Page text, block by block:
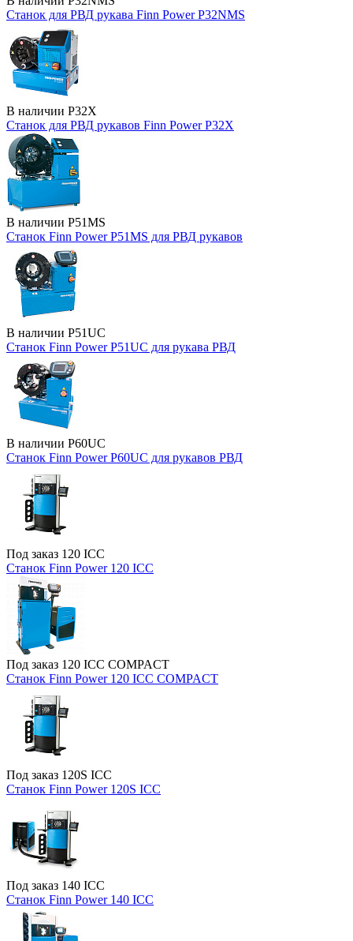
Станок для РВД рукава Finn Power P32NMS
В наличии P32X
Станок для РВД рукавов Finn Power P32X
В наличии P51MS
Станок Finn Power P51MS для РВД рукавов
В наличии P51UC
Станок Finn Power P51UC для рукава РВД
В наличии P60UC
Станок Finn Power P60UC для рукавов РВД
Под заказ 120 ICC
Станок Finn Power 120 ICC
Под заказ 120 ICC COMPACT
Станок Finn Power 120 ICC COMPACT
Под заказ 120S ICC
Станок Finn Power 120S ICC
Под заказ 140 ICC
Станок Finn Power 140 ICC